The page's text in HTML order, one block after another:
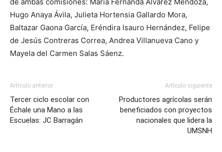
de ambas comisiones: María Fernanda Álvarez Mendoza,
Hugo Anaya Ávila, Julieta Hortensia Gallardo Mora,
Baltazar Gaona García, Eréndira Isauro Hernández, Felipe
de Jesús Contreras Correa, Andrea Villanueva Cano y
Mayela del Carmen Salas Sáenz.
Artículo anterior
Tercer ciclo escolar con
Échale una Mano a las
Escuelas: JC Barragán
Artículo siguiente
Productores agrícolas serán
beneficiados con proyectos
nacionales que lidera la
UMSNH